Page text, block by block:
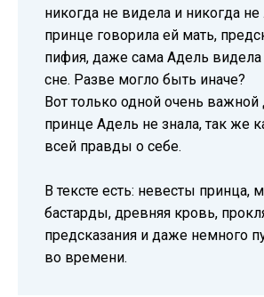
никогда не видела и никогда
принце говорила ей мать,
пифия, даже сама Адель
сне. Разве могло быть иначе?
Вот только одной очень важной
принце Адель не знала, так же
всей правды о себе.
В тексте есть: невесты принца,
бастарды, древняя кровь,
предсказания и даже немного
во времени.